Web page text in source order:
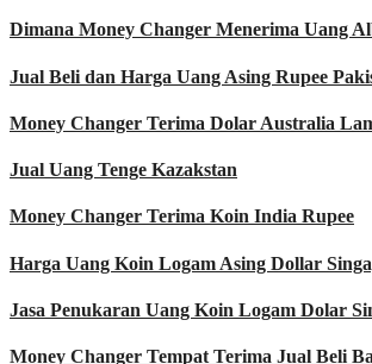
Dimana Money Changer Menerima Uang
Jual Beli dan Harga Uang Asing Rupee
Money Changer Terima Dolar Australia
Jual Uang Tenge Kazakstan
Money Changer Terima Koin India Rupee
Harga Uang Koin Logam Asing Dollar
Jasa Penukaran Uang Koin Logam Dolar
Money Changer Tempat Terima Jual Beli